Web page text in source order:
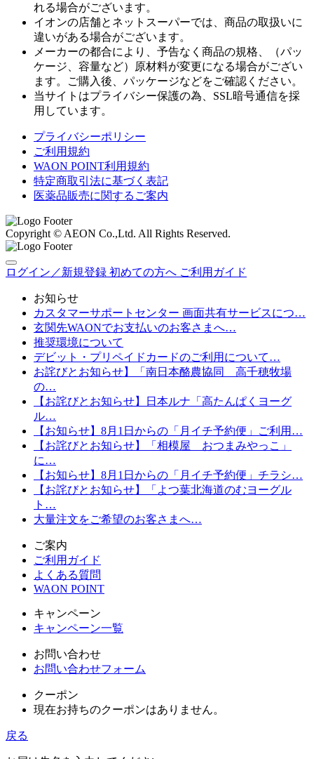
れる場合がございます。
イオンの店舗とネットスーパーでは、商品の取扱いに
違いがある場合がございます。
メーカーの都合により、予告なく商品の規格、（パッ
ケージ、容量など）原材料が変更になる場合がござい
ます。ご購入後、パッケージなどをご確認ください。
当サイトはプライバシー保護の為、SSL暗号通信を採
用しています。
プライバシーポリシー
ご利用規約
WAON POINT利用規約
特定商取引法に基づく表記
医薬品販売に関するご案内
Copyright © AEON Co.,Ltd. All Rights Reserved.
ログイン／新規登録 初めての方へ ご利用ガイド
お知らせ
カスタマーサポートセンター 画面共有サービスにつ…
玄関先WAONでお支払いのお客さまへ…
推奨環境について
デビット・プリペイドカードのご利用について…
お詫びとお知らせ】「南日本酪農協同 高千穂牧場
の…
【お詫びとお知らせ】日本ルナ「高たんぱくヨーグ
ル…
【お知らせ】8月1日からの「月イチ予約便」ご利用…
【お詫びとお知らせ】「相模屋 おつまみやっこ」
に…
【お知らせ】8月1日からの「月イチ予約便」チラシ…
【お詫びとお知らせ】「よつ葉北海道のむヨーグル
ト…
大量注文をご希望のお客さまへ…
ご案内
ご利用ガイド
よくある質問
WAON POINT
キャンペーン
キャンペーン一覧
お問い合わせ
お問い合わせフォーム
クーポン
現在お持ちのクーポンはありません。
戻る